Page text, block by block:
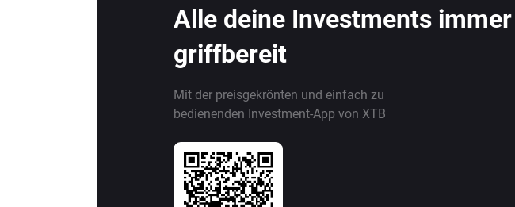
Alle deine Investments immer
griffbereit
Mit der preisgekrönten und einfach zu
bedienenden Investment-App von XTB